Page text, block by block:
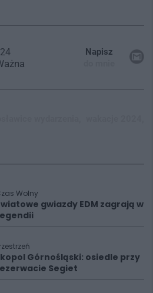
Napisz
Wolny
gwiazdy EDM zagrają w
Górnośląski: osiedle przy
Segiet